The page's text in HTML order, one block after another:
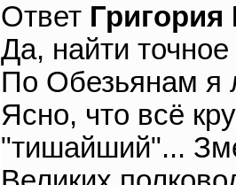
Ответ
Да, найти
По Обезьянам я
Ясно, что всё
"тишайший"...